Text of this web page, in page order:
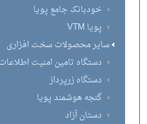
خودبانک جامع پویا
پویا VTM
سایر محصولات سخت افزاری
دستگاه تامین امنیت اطلاعات
دستگاه زرپرداز
گنجه هوشمند پویا
دستان آزاد